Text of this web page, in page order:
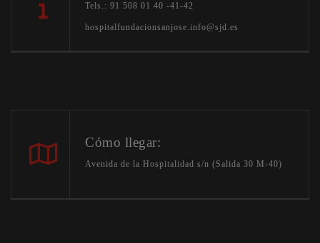
Tels.: 91 508 01 40 -41-42
hospitalfundacionsanjose.info@sjd.es
Cómo llegar:
Avenida de la Hospitalidad s/n (Salida 30 M-40)